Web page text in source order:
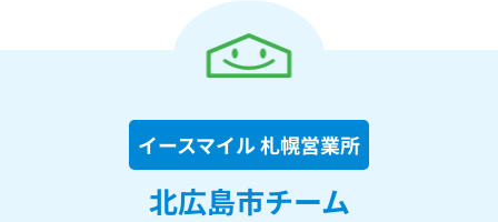
イースマイル 札幌営業所
北広島市チーム